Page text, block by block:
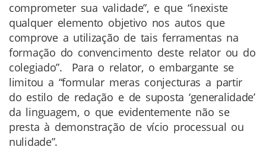
comprometer sua validade”, e que “inexiste
qualquer elemento objetivo nos autos que
comprove a utilização de tais ferramentas na
formação do convencimento deste relator ou do
colegiado”. Para o relator, o embargante se
limitou a “formular meras conjecturas a partir
do estilo de redação e de suposta ‘generalidade’
da linguagem, o que evidentemente não se
presta à demonstração de vício processual ou
nulidade”.